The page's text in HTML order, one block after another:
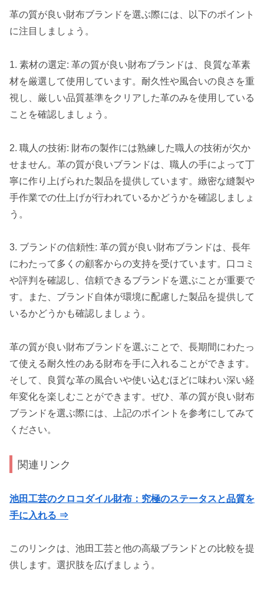
革の質が良い財布ブランドを選ぶ際には、以下のポイント
に注目しましょう。
1. 素材の選定: 革の質が良い財布ブランドは、良質な革素
材を厳選して使用しています。耐久性や風合いの良さを重
視し、厳しい品質基準をクリアした革のみを使用している
ことを確認しましょう。
2. 職人の技術: 財布の製作には熟練した職人の技術が欠か
せません。革の質が良いブランドは、職人の手によって丁
寧に作り上げられた製品を提供しています。緻密な縫製や
手作業での仕上げが行われているかどうかを確認しましょ
う。
3. ブランドの信頼性: 革の質が良い財布ブランドは、長年
にわたって多くの顧客からの支持を受けています。口コミ
や評判を確認し、信頼できるブランドを選ぶことが重要で
す。また、ブランド自体が環境に配慮した製品を提供して
いるかどうかも確認しましょう。
革の質が良い財布ブランドを選ぶことで、長期間にわたっ
て使える耐久性のある財布を手に入れることができます。
そして、良質な革の風合いや使い込むほどに味わい深い経
年変化を楽しむことができます。ぜひ、革の質が良い財布
ブランドを選ぶ際には、上記のポイントを参考にしてみて
ください。
関連リンク
池田工芸のクロコダイル財布：究極のステータスと品質を
手に入れる ⇒
このリンクは、池田工芸と他の高級ブランドとの比較を提
供します。選択肢を広げましょう。